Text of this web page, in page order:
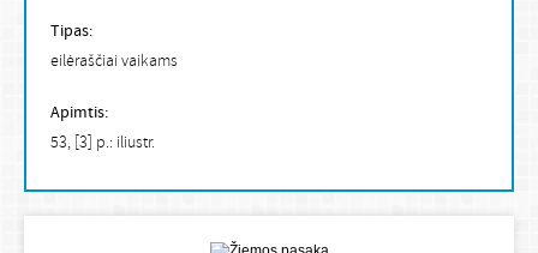
Tipas:
eilėraščiai vaikams
Apimtis:
53, [3] p.: iliustr.